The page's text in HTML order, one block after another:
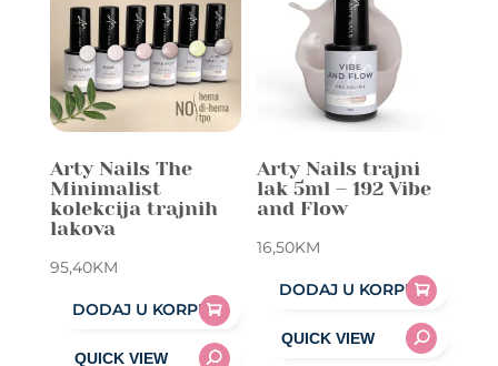
Arty Nails The
Minimalist
kolekcija trajnih
lakova
95,40KM
DODAJ U KORPU
Arty Nails trajni
lak 5ml – 192 Vibe
and Flow
16,50KM
DODAJ U KORPU